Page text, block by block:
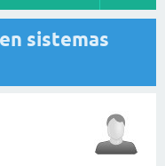
sistemas